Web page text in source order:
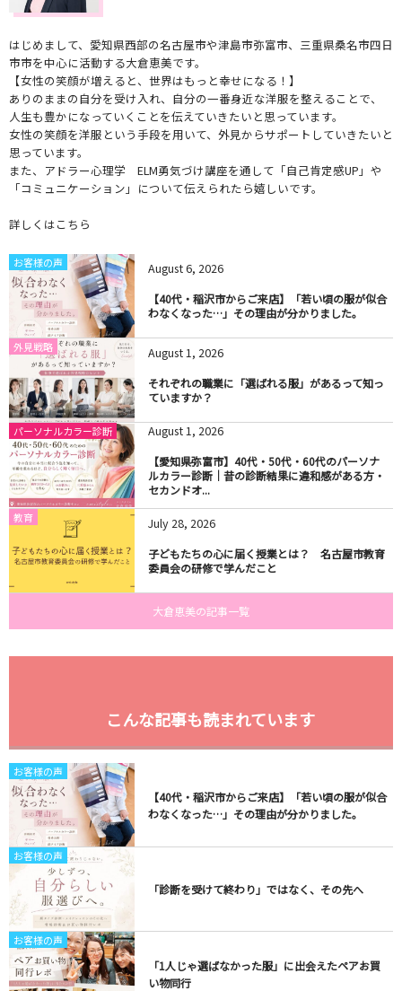
はじめまして、愛知県西部の名古屋市や津島市弥富市、三重県桑名市四日
市市を中心に活動する大倉恵美です。
【女性の笑顔が増えると、世界はもっと幸せになる！】
ありのままの自分を受け入れ、自分の一番身近な洋服を整えることで、
人生も豊かになっていくことを伝えていきたいと思っています。
女性の笑顔を洋服という手段を用いて、外見からサポートしていきたいと
思っています。
また、アドラー心理学 ELM勇気づけ講座を通して「自己肯定感UP」や
「コミュニケーション」について伝えられたら嬉しいです。
詳しくはこちら
お客様の声 August6, 2026
【40代・稲沢市からご来店】「若い頃の服が似合
わなくなった…」その理由が分かりました。
外見戦略 August1, 2026
それぞれの職業に「選ばれる服」があるって知っ
ていますか？
パーソナルカラー診断 August1, 2026
【愛知県弥富市】40代・50代・60代のパーソナ
ルカラー診断｜昔の診断結果に違和感がある方・
セカンドオ...
教育 July28, 2026
子どもたちの心に届く授業とは？ 名古屋市教育
委員会の研修で学んだこと
大倉恵美の記事一覧
こんな記事も読まれています
お客様の声
【40代・稲沢市からご来店】「若い頃の服が似合
わなくなった…」その理由が分かりました。
お客様の声
「診断を受けて終わり」ではなく、その先へ
お客様の声
「1人じゃ選ばなかった服」に出会えたペアお買
い物同行